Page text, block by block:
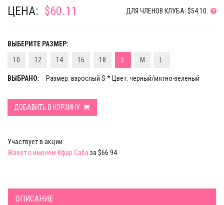
ЦЕНА: $60.11 ДЛЯ ЧЛЕНОВ КЛУБА: $54.10
ВЫБЕРИТЕ РАЗМЕР:
10
12 14 16 18 S M
ВЫБРАНО: Размер: взрослый S * Цвет: черный/мятно-зеленый
ДОБАВИТЬ В КОРЗИНУ
Участвует в акции:
Жакет с именем Кфар Саба за $66.94
ОПИСАНИЕ